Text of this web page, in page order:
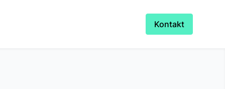
Kontakt